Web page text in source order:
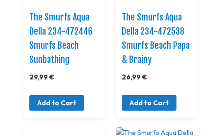
The Smurfs Aqua
Della 234-472446
Smurfs Beach
Sunbathing
29,99 €
Add to Cart
The Smurfs Aqua
Della 234-472538
Smurfs Beach Papa
& Brainy
26,99 €
Add to Cart